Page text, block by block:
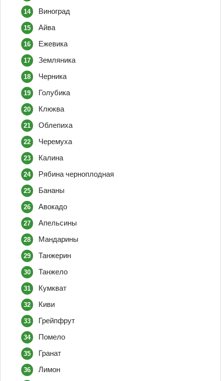
Виноград
Айва
Ежевика
Земляника
Черника
Голубика
Клюква
Облепиха
Черемуха
Калина
Рябина черноплодная
Бананы
Авокадо
Апельсины
Мандарины
Танжерин
Танжело
Кумкват
Киви
Грейпфрут
Помело
Гранат
Лимон